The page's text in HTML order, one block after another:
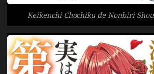
Keikenchi Chochiku de Nonbiri